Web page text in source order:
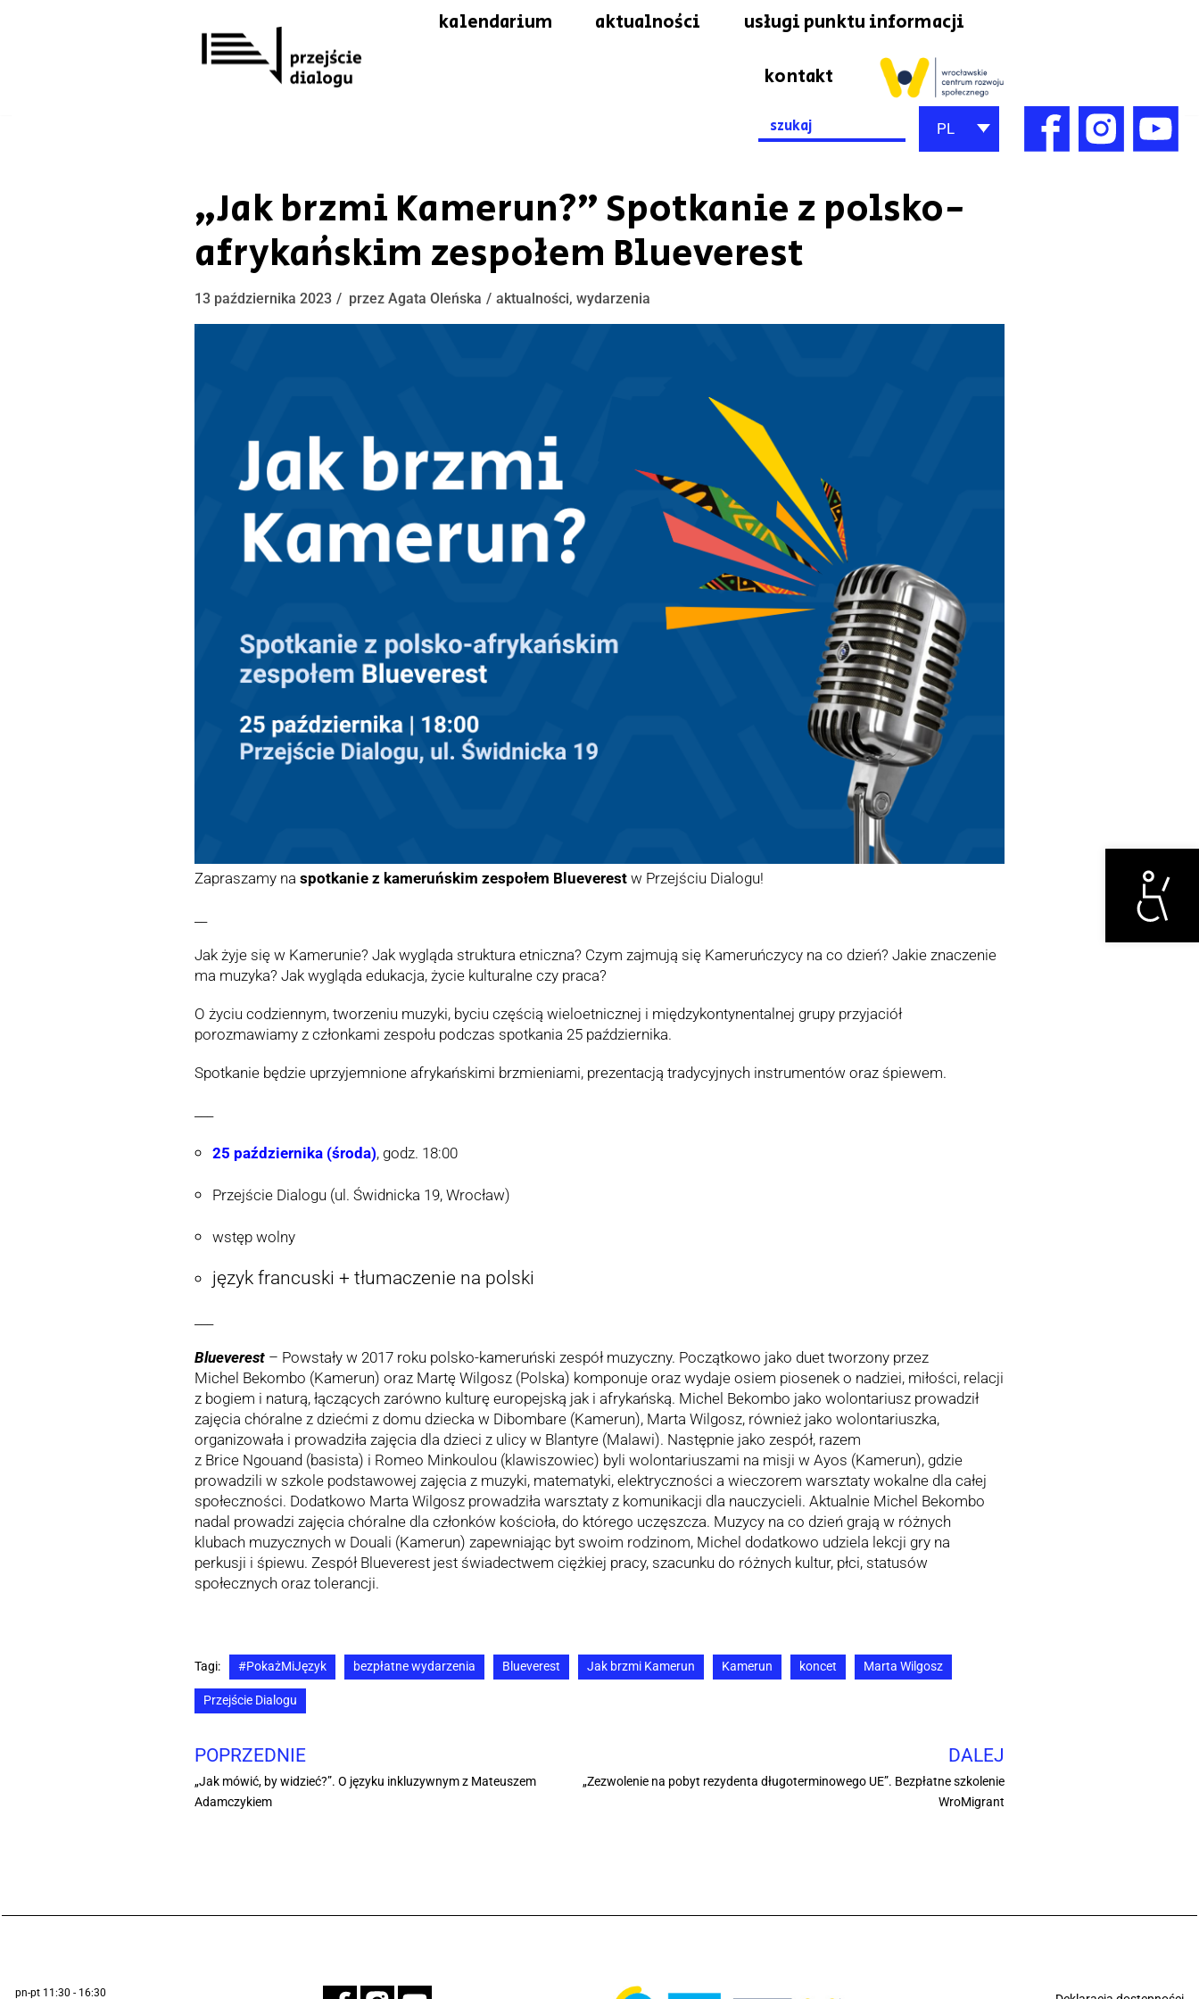
Otwórz
kalendarium aktualności usługi punktu informacji
kontakt
Search
for:
PL
„Jak brzmi Kamerun?” Spotkanie z polsko-
afrykańskim zespołem Blueverest
13 października 2023 przez Agata Oleńska aktualności, wydarzenia
Zapraszamy na spotkanie z kameruńskim zespołem Blueverest w Przejściu Dialogu!
Jak żyje się w Kamerunie? Jak wygląda struktura etniczna? Czym zajmują się Kameruńczycy na co dzień? Jakie znaczenie
ma muzyka? Jak wygląda edukacja, życie kulturalne czy praca?
O życiu codziennym, tworzeniu muzyki, byciu częścią wieloetnicznej i międzykontynentalnej grupy przyjaciół
porozmawiamy z członkami zespołu podczas spotkania 25 października.
Spotkanie będzie uprzyjemnione afrykańskimi brzmieniami, prezentacją tradycyjnych instrumentów oraz śpiewem.
25 października (środa), godz. 18:00
Przejście Dialogu (ul. Świdnicka 19, Wrocław)
wstęp wolny
język francuski + tłumaczenie na polski
Blueverest – Powstały w 2017 roku polsko-kameruński zespół muzyczny. Początkowo jako duet tworzony przez
Michel Bekombo (Kamerun) oraz Martę Wilgosz (Polska) komponuje oraz wydaje osiem piosenek o nadziei, miłości, relacji
z bogiem i naturą, łączących zarówno kulturę europejską jak i afrykańską. Michel Bekombo jako wolontariusz prowadził
zajęcia chóralne z dziećmi z domu dziecka w Dibombare (Kamerun), Marta Wilgosz, również jako wolontariuszka,
organizowała i prowadziła zajęcia dla dzieci z ulicy w Blantyre (Malawi). Następnie jako zespół, razem
z Brice Ngouand (basista) i Romeo Minkoulou (klawiszowiec) byli wolontariuszami na misji w Ayos (Kamerun), gdzie
prowadzili w szkole podstawowej zajęcia z muzyki, matematyki, elektryczności a wieczorem warsztaty wokalne dla całej
społeczności. Dodatkowo Marta Wilgosz prowadziła warsztaty z komunikacji dla nauczycieli. Aktualnie Michel Bekombo
nadal prowadzi zajęcia chóralne dla członków kościoła, do którego uczęszcza. Muzycy na co dzień grają w różnych
klubach muzycznych w Douali (Kamerun) zapewniając byt swoim rodzinom, Michel dodatkowo udziela lekcji gry na
perkusji i śpiewu. Zespół Blueverest jest świadectwem ciężkiej pracy, szacunku do różnych kultur, płci, statusów
społecznych oraz tolerancji.
Tagi: #PokażMiJęzyk bezpłatne wydarzenia Blueverest Jak brzmi Kamerun Kamerun koncet Marta Wilgosz
Przejście Dialogu
POPRZEDNIE
„Jak mówić, by widzieć?”. O języku inkluzywnym z Mateuszem
Adamczykiem
DALEJ
„Zezwolenie na pobyt rezydenta długoterminowego UE”. Bezpłatne szkolenie
WroMigrant
pn-pt 11:30 - 16:30